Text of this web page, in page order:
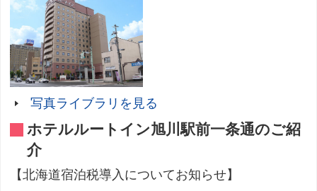
写真ライブラリを見る
ホテルルートイン旭川駅前一条通のご紹
介
【北海道宿泊税導入についてお知らせ】